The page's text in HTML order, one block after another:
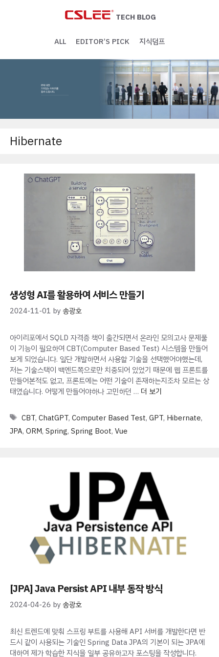
TECH BLOG
ALL EDITOR’S PICK 지식덤프
Hibernate
생성형 AI를 활용하여 서비스 만들기
2024-11-01 by송광호
아이리포에서 SQLD 자격증 책이 출간되면서 온라인 모의고사 문제풀
이 기능이 필요하여 CBT(Computer Based Test) 시스템을 만들어
보게 되었습니다. 일단 개발하면서 사용할 기술을 선택했어야했는데,
저는 기술스택이 백엔드쪽으로만 치중되어 있었기 때문에 웹 프론트를
만들어본적도 없고, 프론트에는 어떤 기술이 존재하는지조차 모르는 상
태였습니다. 어떻게 만들어야하나 고민하던 … 더 보기
Tags
CBT, ChatGPT, Computer Based Test, GPT, Hibernate,
JPA, ORM, Spring, Spring Boot, Vue
[JPA] Java Persist API 내부 동작 방식
2024-04-26 by송광호
최신 트렌드에 맞춰 스프링 부트를 사용해 API 서버를 개발한다면 반
드시 같이 사용되는 기술인 Spring Data JPA의 기본이 되는 JPA에
대하여 제가 학습한 지식을 일부 공유하고자 포스팅을 작성합니다.